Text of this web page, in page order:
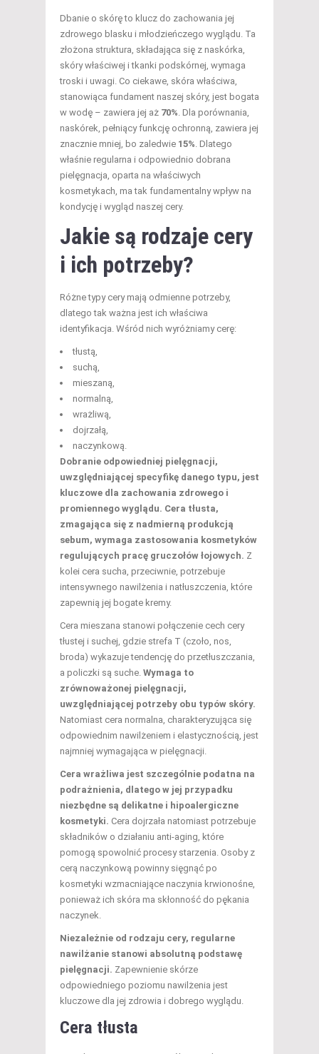
Dbanie o skórę to klucz do zachowania jej
zdrowego blasku i młodzieńczego wyglądu. Ta
złożona struktura, składająca się z naskórka,
skóry właściwej i tkanki podskórnej, wymaga
troski i uwagi. Co ciekawe, skóra właściwa,
stanowiąca fundament naszej skóry, jest bogata
w wodę – zawiera jej aż 70% . Dla porównania,
naskórek, pełniący funkcję ochronną, zawiera jej
znacznie mniej, bo zaledwie 15% . Dlatego
właśnie regularna i odpowiednio dobrana
pielęgnacja, oparta na właściwych
kosmetykach, ma tak fundamentalny wpływ na
kondycję i wygląd naszej cery.
Jakie są rodzaje cery
i ich potrzeby?
Różne typy cery mają odmienne potrzeby,
dlatego tak ważna jest ich właściwa
identyfikacja. Wśród nich wyróżniamy cerę:
tłustą,
suchą,
mieszaną,
normalną,
wrażliwą,
dojrzałą,
naczynkową.
Dobranie odpowiedniej pielęgnacji,
uwzględniającej specyfikę danego typu, jest
kluczowe dla zachowania zdrowego i
promiennego wyglądu. Cera tłusta,
zmagająca się z nadmierną produkcją
sebum, wymaga zastosowania kosmetyków
regulujących pracę gruczołów łojowych. Z
kolei cera sucha, przeciwnie, potrzebuje
intensywnego nawilżenia i natłuszczenia, które
zapewnią jej bogate kremy.
Cera mieszana stanowi połączenie cech cery
tłustej i suchej, gdzie strefa T (czoło, nos,
broda) wykazuje tendencję do przetłuszczania,
a policzki są suche. Wymaga to
zrównoważonej pielęgnacji,
uwzględniającej potrzeby obu typów skóry.
Natomiast cera normalna, charakteryzująca się
odpowiednim nawilżeniem i elastycznością, jest
najmniej wymagająca w pielęgnacji.
Cera wrażliwa jest szczególnie podatna na
podrażnienia, dlatego w jej przypadku
niezbędne są delikatne i hipoalergiczne
kosmetyki. Cera dojrzała natomiast potrzebuje
składników o działaniu anti-aging, które
pomogą spowolnić procesy starzenia. Osoby z
cerą naczynkową powinny sięgnąć po
kosmetyki wzmacniające naczynia krwionośne,
ponieważ ich skóra ma skłonność do pękania
naczynek.
Niezależnie od rodzaju cery, regularne
nawilżanie stanowi absolutną podstawę
pielęgnacji. Zapewnienie skórze
odpowiedniego poziomu nawilżenia jest
kluczowe dla jej zdrowia i dobrego wyglądu.
Cera tłusta